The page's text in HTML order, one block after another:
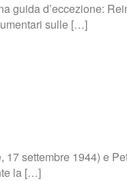
guida d’eccezione:
sulle […]
17 settembre 1944) e
la […]